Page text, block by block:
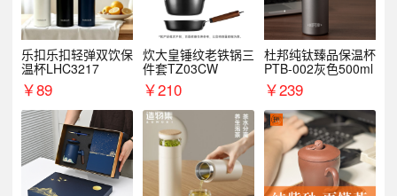
乐扣乐扣轻弹双饮保
温杯LHC3217
￥89
炊大皇锤纹老铁锅三
件套TZ03CW
￥210
杜邦纯钛臻品保温杯
PTB-002灰色500ml
￥239